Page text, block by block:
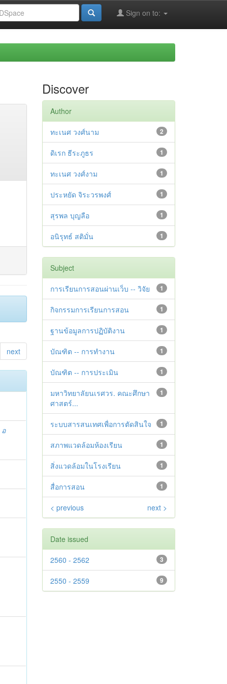
Sign on to:
next
อ
Discover
Author
2
ทะเนศ วงศ์นาม
1
ดิเรก ธีระภูธร
1
ทะเนศ วงศ์งาม
1
ประหยัด จิระวรพงศ์
1
สุรพล บุญลือ
1
อนิรุทธ์ สติมั่น
Subject
1
การเรียนการสอนผ่านเว็บ -- วิจัย
1
กิจกรรมการเรียนการสอน
1
ฐานข้อมูลการปฏิบัติงาน
1
บัณฑิต -- การทำงาน
1
บัณฑิต -- การประเมิน
1
มหาวิทยาลัยนเรศวร. คณะศึกษา
ศาสตร์...
1
ระบบสารสนเทศเพื่อการตัดสินใจ
1
สภาพแวดล้อมห้องเรียน
1
สิ่งแวดล้อมในโรงเรียน
1
สื่อการสอน
< previous next >
Date issued
3
2560 - 2562
9
2550 - 2559